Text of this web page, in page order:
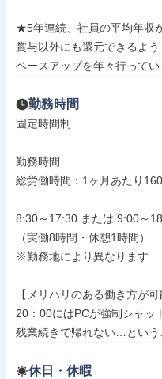
★5年連続、社員の平均年収
賞与以外にも還元できるよう
ベースアップを年々行ってい
勤務時間
固定時間制
勤務時間
総労働時間：1ヶ月あたり
8:30～17:30 または 9:00～
（実働8時間・休憩1時間）
※勤務地により異なります
【メリハリのある働き方が可
20：00にはPCが強制シャッ
残業続きで帰れない…という
休日・休暇